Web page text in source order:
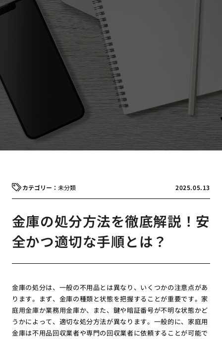
2025.05.13
未分類
金庫の処分方法を徹底解説！安
全かつ適切な手順とは？
金庫の処分は、一般の不用品とは異なり、いくつかの注意点があ
ります。まず、金庫の種類と状態を把握することが重要です。家
庭用金庫か業務用金庫か、また、鍵や暗証番号が不明な状態かど
うかによって、適切な処分方法が異なります。一般的に、家庭用
金庫は不用品回収業者や専門の回収業者に依頼することが可能で